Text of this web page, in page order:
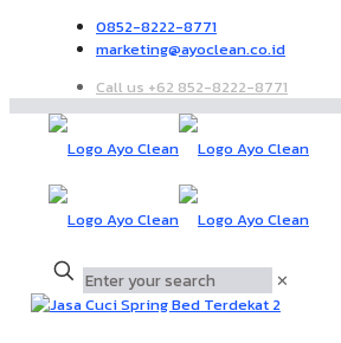
0852-8222-8771
marketing@ayoclean.co.id
Call us +62 852-8222-8771
✕